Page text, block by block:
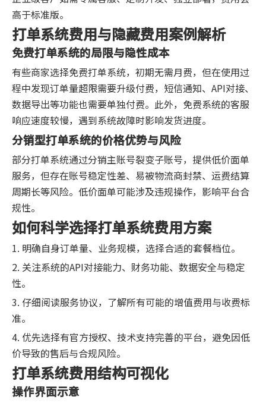
高于标准版。
打单系统费用与隐藏费用案例解析
免费打单系统的局限与隐性成本
有些商家选择免费打单系统，初期无需月费，但在使用过
程中发现订单量超限需要升级付费，短信通知、API对接、
数据导出等功能也需要单独付费。此外，免费系统的客服
响应速度较慢，遇到系统故障时影响发货进度。
分销型打单系统的价格优势与风险
部分打单系统通过分销主账号裂变子账号，提供低价面单
服务，但存在账号稳定性差、易被物流商封禁、运费结算
周期长等风险。低价面单可能涉及违规操作，影响平台合
规性。
如何科学选择打单系统费用方案
1. 明确自身订单量、业务规模，选择合适的套餐档位。
2. 关注系统的API对接能力、财务功能、数据安全与稳定
性。
3. 仔细阅读服务协议，了解所有可能的增值费用与收费标
准。
4. 优先选择有官方授权、技术支持完善的平台，避免因低
价导致的售后与合规风险。
打单系统费用结构可视化
操作界面示意